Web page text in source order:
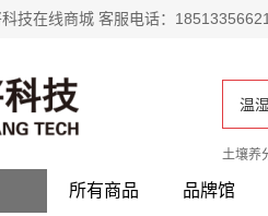
技在线商城 客服电话：18513356621
土壤养
所有商品 品牌馆